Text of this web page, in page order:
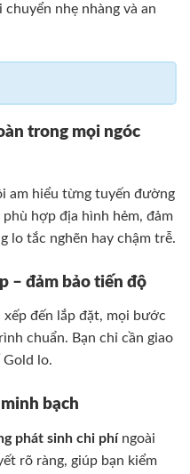
nhẹ nhàng và an
trong mọi ngóc
am hiểu từng tuyến đường
hợp địa hình hẻm, đảm
lo tắc nghẽn hay chậm trễ.
– đảm bảo tiến độ
xếp đến lắp đặt, mọi bước
chuẩn. Bạn chỉ cần giao
Gold lo.
bạch
phát sinh chi phíngoài
rõ ràng, giúp bạn kiểm